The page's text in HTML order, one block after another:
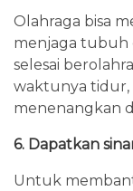
Olahraga bisa
menjaga tubuh
selesai
waktunya
menenangkan
6. Dapatkan
Untuk